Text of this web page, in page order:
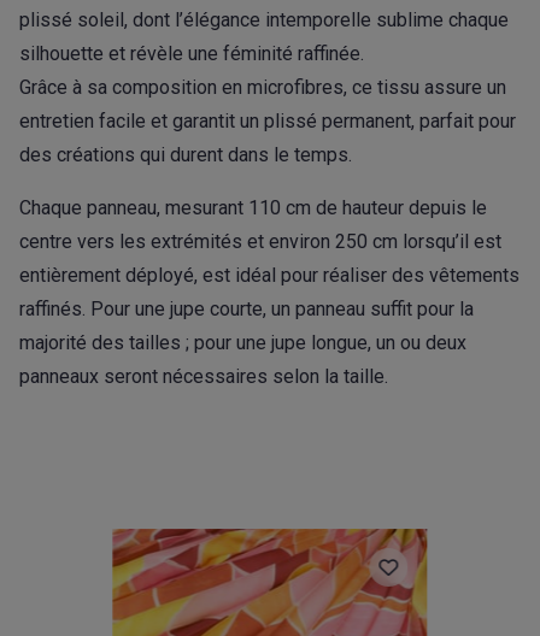
plissé soleil, dont l’élégance intemporelle sublime chaque
silhouette et révèle une féminité raffinée.
Grâce à sa composition en microfibres, ce tissu assure un
entretien facile et garantit un plissé permanent, parfait pour
des créations qui durent dans le temps.
Chaque panneau, mesurant 110 cm de hauteur depuis le
centre vers les extrémités et environ 250 cm lorsqu’il est
entièrement déployé, est idéal pour réaliser des vêtements
raffinés. Pour une jupe courte, un panneau suffit pour la
majorité des tailles ; pour une jupe longue, un ou deux
panneaux seront nécessaires selon la taille.